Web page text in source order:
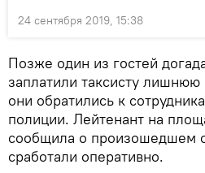
24 сентября 2019, 15:38
Позже один из гостей
заплатили таксисту
они обратились к
полиции. Лейтенант на
сообщила о произошедшем
сработали оперативно.